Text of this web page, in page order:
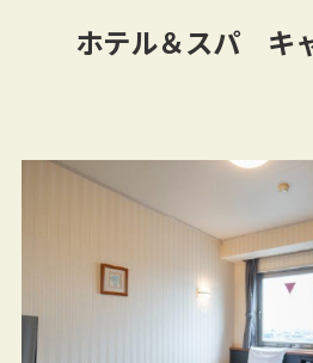
ホテル＆スパ キ